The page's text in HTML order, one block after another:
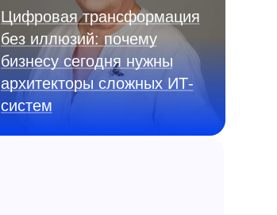
Цифровая трансформация
без иллюзий: почему
бизнесу сегодня нужны
архитекторы сложных ИТ-
систем